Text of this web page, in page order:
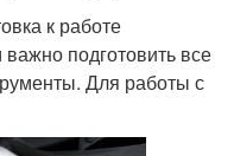
к работе
подготовить все
Для работы с